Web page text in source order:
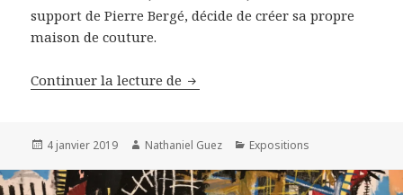
support de Pierre Bergé, décide de créer sa propre
maison de couture.
Continuer la lecture de Visite du musée Saint Laurent
Publié
4 janvier 2019 Auteur
Nathaniel Guez Catégories
Expositions